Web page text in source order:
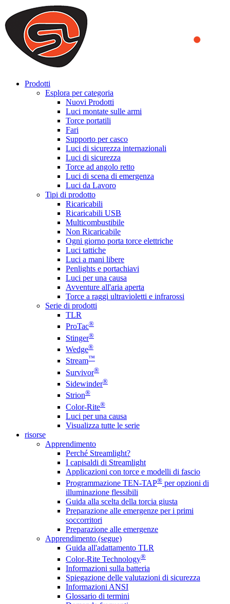
We use cookies to ensure that we provide you the best experience
on our website. By continuing to browse this website, you accept
that cookies are used to help us analyze how the website is used and
to offer you a better experience. To learn more or to find out how
you can disable cookies, you can access our
Prodotti
Esplora per categoria
Nuovi Prodotti
Luci montate sulle armi
Torce portatili
Fari
Supporto per casco
Luci di sicurezza internazionali
Luci di sicurezza
Torce ad angolo retto
Luci di scena di emergenza
Luci da Lavoro
Tipi di prodotto
Ricaricabili
Ricaricabili USB
Multicombustibile
Non Ricaricabile
Ogni giorno porta torce elettriche
Luci tattiche
Luci a mani libere
Penlights e portachiavi
Luci per una causa
Avventure all'aria aperta
Torce a raggi ultravioletti e infrarossi
Serie di prodotti
TLR
ProTac®
Stinger®
Wedge®
Stream™
Survivor®
Sidewinder®
Strion®
Color-Rite®
Luci per una causa
Visualizza tutte le serie
risorse
Apprendimento
Perché Streamlight?
I capisaldi di Streamlight
Applicazioni con torce e modelli di fascio
Programmazione TEN-TAP® per opzioni di
illuminazione flessibili
Guida alla scelta della torcia giusta
Preparazione alle emergenze per i primi
soccorritori
Preparazione alle emergenze
Apprendimento (segue)
Guida all'adattamento TLR
Color-Rite Technology®
Informazioni sulla batteria
Spiegazione delle valutazioni di sicurezza
Informazioni ANSI
Glossario di termini